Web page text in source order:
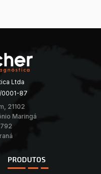
Ltda
0001-87
21102
Maringá
PRODUTOS